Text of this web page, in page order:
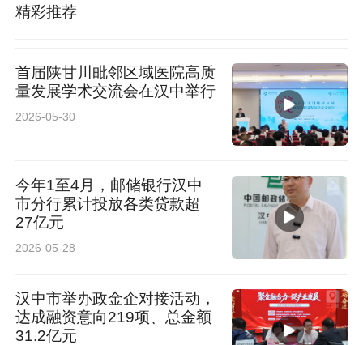
精彩推荐
首届陕甘川毗邻区域医院高质
量发展学术交流会在汉中举行
2026-05-30
今年1至4月，邮储银行汉中
市分行累计投放各类贷款超
27亿元
2026-05-28
汉中市举办政金企对接活动，
达成融资意向219项、总金额
31.2亿元